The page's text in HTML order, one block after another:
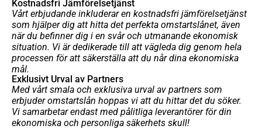
Kostnadsfri Jämförelsetjänst
Vårt erbjudande inkluderar en kostnadsfri jämförelsetjänst
som hjälper dig att hitta det perfekta omstartslånet, även
när du befinner dig i en svår och utmanande ekonomisk
situation. Vi är dedikerade till att vägleda dig genom hela
processen för att säkerställa att du når dina ekonomiska
mål.
Exklusivt Urval av Partners
Med vårt smala och exklusiva urval av partners som
erbjuder omstartslån hoppas vi att du hittar det du söker.
Vi samarbetar endast med pålitliga leverantörer för din
ekonomiska och personliga säkerhets skull!